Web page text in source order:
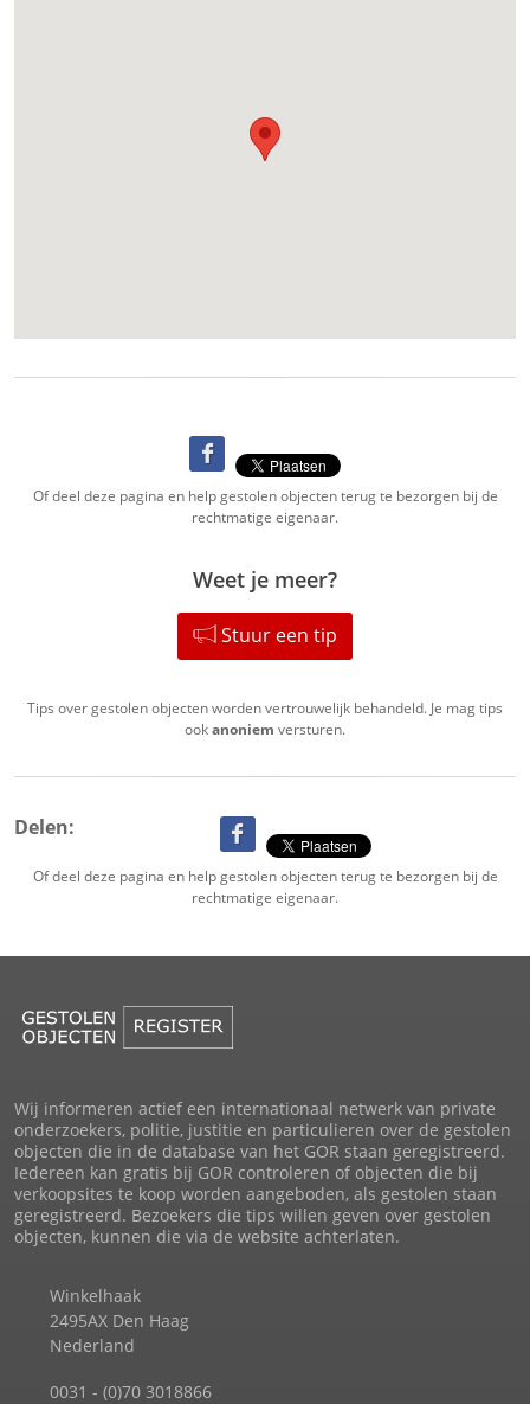
Of deel deze pagina en help gestolen objecten terug te bezorgen bij de
rechtmatige eigenaar.
Weet je meer?
Stuur een tip
Tips over gestolen objecten worden vertrouwelijk behandeld. Je mag tips
ookanoniem versturen.
Delen:
Of deel deze pagina en help gestolen objecten terug te bezorgen bij de
rechtmatige eigenaar.
Wij informeren actief een internationaal netwerk van private
onderzoekers, politie, justitie en particulieren over de gestolen
objecten die in de database van het GOR staan geregistreerd.
Iedereen kan gratis bij GOR controleren of objecten die bij
verkoopsites te koop worden aangeboden, als gestolen staan
geregistreerd. Bezoekers die tips willen geven over gestolen
objecten, kunnen die via de website achterlaten.
Winkelhaak
2495AX Den Haag
Nederland
0031 - (0)70 3018866